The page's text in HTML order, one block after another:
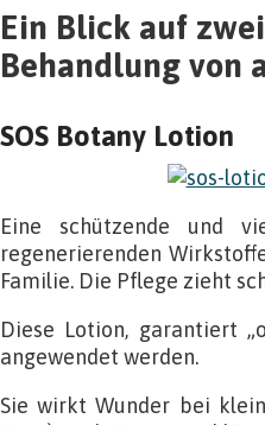
Ein Blick auf
Behandlung von
SOS Botany Lotion
Eine schützende und
regenerierenden
Familie. Die Pflege zieht
Diese Lotion, garantiert
angewendet werden.
Sie wirkt Wunder bei